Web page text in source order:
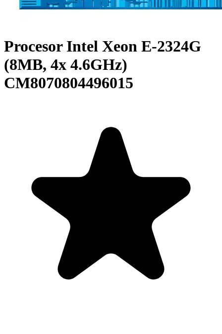
Procesor Intel Xeon E-2324G
(8MB, 4x 4.6GHz)
CM8070804496015